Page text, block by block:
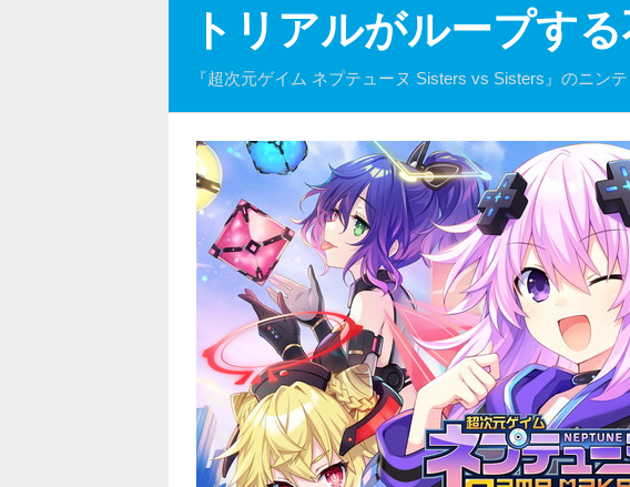
トリアルがループす
『超次元ゲイム ネプテューヌ Sisters vs Sisters』のニン